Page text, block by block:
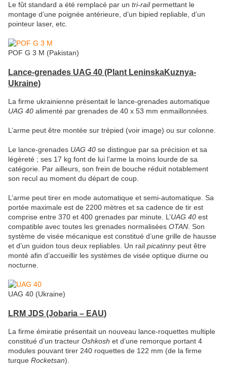
Le fût standard a été remplacé par un tri-railpermettant le
montage d’une poignée antérieure, d’un bipied repliable, d’un
pointeur laser, etc.
POF G 3 M (Pakistan)
Lance-grenades UAG 40 (Plant LeninskaKuznya-
Ukraine)
La firme ukrainienne présentait le lance-grenades automatique
UAG 40 alimenté par grenades de 40 x 53 mm enmaillonnées.
L’arme peut être montée sur trépied (voir image) ou sur colonne.
Le lance-grenades UAG 40 se distingue par sa précision et sa
légèreté ; ses 17 kg font de lui l’arme la moins lourde de sa
catégorie. Par ailleurs, son frein de bouche réduit notablement
son recul au moment du départ de coup.
L’arme peut tirer en mode automatique et semi-automatique. Sa
portée maximale est de 2200 mètres et sa cadence de tir est
comprise entre 370 et 400 grenades par minute. L’UAG 40 est
compatible avec toutes les grenades normalisées OTAN . Son
système de visée mécanique est constitué d’une grille de hausse
et d’un guidon tous deux repliables. Un rail picatinnypeut être
monté afin d’accueillir les systèmes de visée optique diurne ou
nocturne.
UAG 40 (Ukraine)
LRM JDS (Jobaria – EAU)
La firme émiratie présentait un nouveau lance-roquettes multiple
constitué d’un tracteur Oshkosh et d’une remorque portant 4
modules pouvant tirer 240 roquettes de 122 mm (de la firme
turque Rocketsan).